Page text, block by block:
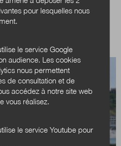
pour lesquelles nous
le service Google
audience. Les cookies
nous permettent
de consultation et de
accédez à notre site web
vous réalisez.
le service Youtube pour